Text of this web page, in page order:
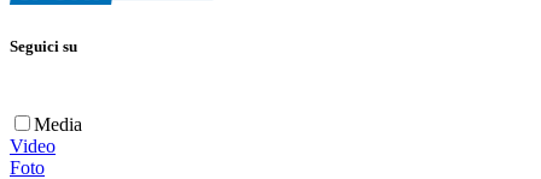
Seguici su
Media
Video
Foto